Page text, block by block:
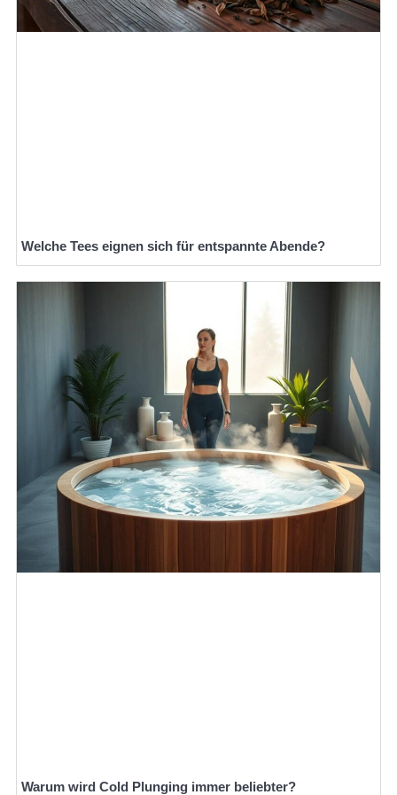
Welche Tees eignen sich für entspannte Abende?
Warum wird Cold Plunging immer beliebter?